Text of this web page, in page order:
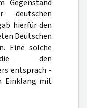
Gegenstand
deutschen
hierfür den
Deutschen
Eine solche
den
entsprach -
Einklang mit